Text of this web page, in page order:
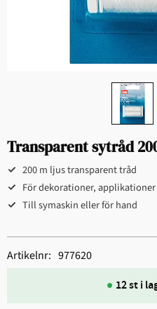
Transparent sytråd
200 m ljus transparent tråd
För dekorationer,
Till symaskin eller för hand
12 st i
Artikelnr 977620